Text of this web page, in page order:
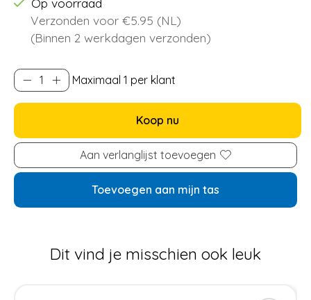
Op voorraad
Verzonden voor €5.95 (NL)
(Binnen 2 werkdagen verzonden)
Maximaal 1 per klant
Koop nu
Aan verlanglijst toevoegen
Toevoegen aan mijn tas
Dit vind je misschien ook leuk